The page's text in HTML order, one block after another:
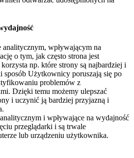
wpływającym na
o tym, jak często strona jest
np. które strony są najbardziej i
sposób Użytkownicy poruszają się po
problemów z
Dzięki temu możemy ulepszać
i uczynić ją bardziej przyjazną i
i wpływające na wydajność
przeglądarki i są trwale
lub urządzeniu użytkownika.